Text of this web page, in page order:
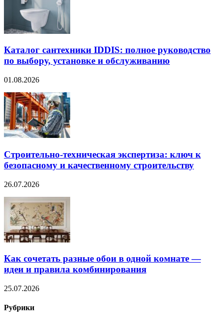
Каталог сантехники IDDIS: полное руководство
по выбору, установке и обслуживанию
01.08.2026
Строительно‑техническая экспертиза: ключ к
безопасному и качественному строительству
26.07.2026
Как сочетать разные обои в одной комнате —
идеи и правила комбинирования
25.07.2026
Рубрики